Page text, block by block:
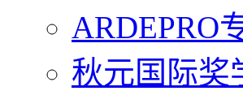
ARDEPRO
秋元国际奖